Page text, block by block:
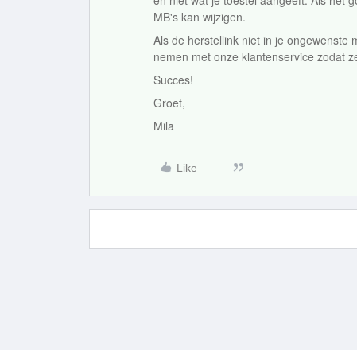
MB's kan wijzigen.
Als de herstellink niet in je ongewenste
nemen met onze klantenservice zodat
Succes!
Groet,
Mila
Like